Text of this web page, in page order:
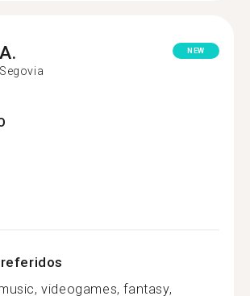
A.
Segovia
NEW
videogames, fantasy,